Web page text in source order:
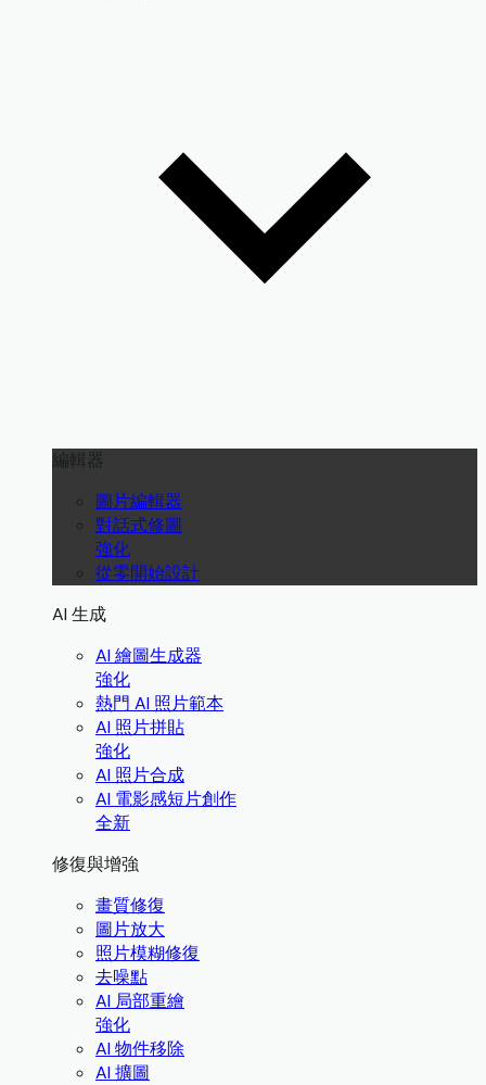
編輯器
圖片編輯器
對話式修圖
強化
從零開始設計
AI 生成
AI 繪圖生成器
強化
熱門 AI 照片範本
AI 照片拼貼
強化
AI 照片合成
AI 電影感短片創作
全新
修復與增強
畫質修復
圖片放大
照片模糊修復
去噪點
AI 局部重繪
強化
AI 物件移除
AI 擴圖